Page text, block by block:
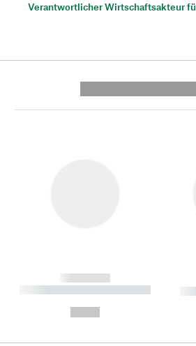
Verantwortlicher Wirtschaftsakteur
------------
----------- ----------- --------